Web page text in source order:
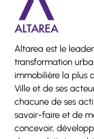
Altarea est le
transformation
immobilière la plus
Ville et de ses
chacune de ses
savoir-faire et de
concevoir,